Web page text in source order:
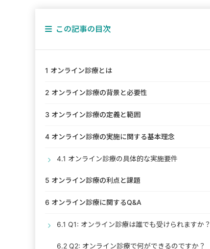
この記事の目次
1 オンライン診療とは
2 オンライン診療の背景と必要性
3 オンライン診療の定義と範囲
4 オンライン診療の実施に関する基本理念
4.1 オンライン診療の具体的な実施要件
5 オンライン診療の利点と課題
6 オンライン診療に関するQ&A
6.1 Q1: オンライン診療は誰でも受けられますか？
6.2 Q2: オンライン診療で何ができるのですか？